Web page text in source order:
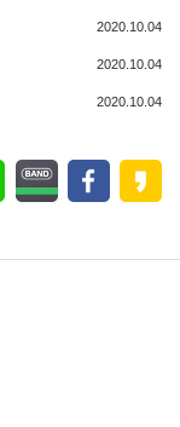
2020.10.04
2020.10.04
2020.10.04